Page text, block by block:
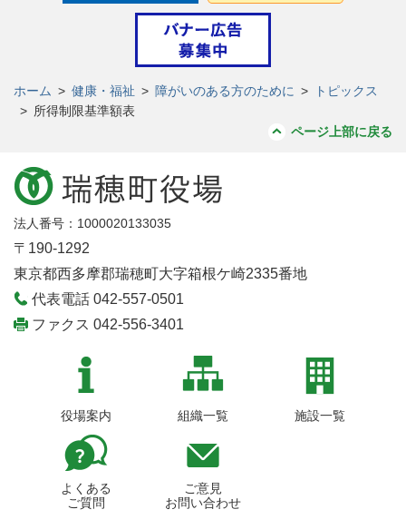
ホーム > 健康・福祉 > 障がいのある方のために >
トピックス
> 所得制限基準額表
ページ上部に戻る
法人番号：1000020133035
〒190-1292
東京都西多摩郡瑞穂町大字箱根ケ崎2335番地
代表電話 042-557-0501
ファクス 042-556-3401
役場案内 組織一覧 施設一覧
よくある
ご質問
ご意見
お問い合わせ